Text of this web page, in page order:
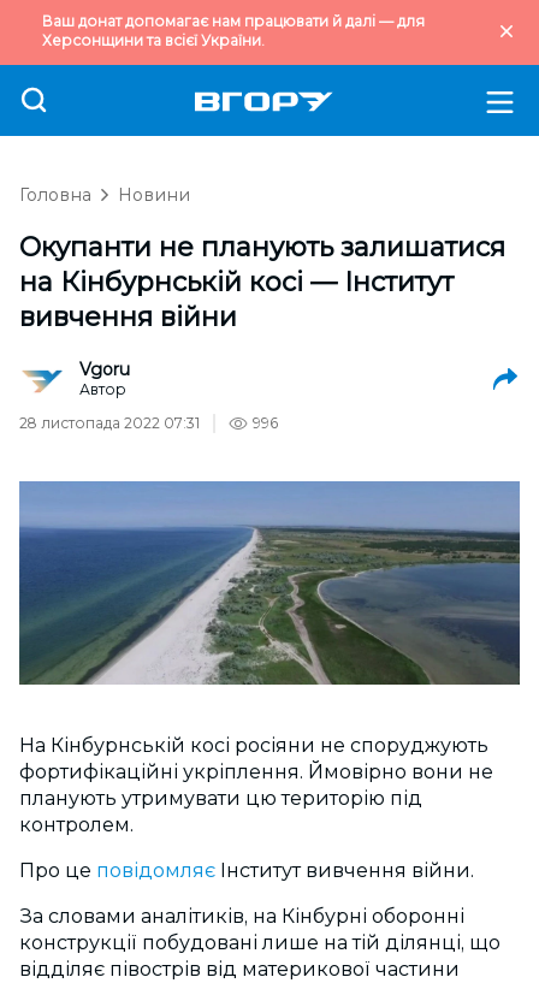
Ваш донат допомагає нам працювати й далі — для
Херсонщини та всієї України.
Головна Новини
Окупанти не планують залишатися
на Кінбурнській косі — Інститут
вивчення війни
Vgoru
Автор
28 листопада 2022 07:31
996
На Кінбурнській косі росіяни не споруджують
фортифікаційні укріплення. Ймовірно вони не
планують утримувати цю територію під
контролем.
Про це повідомляє Інститут вивчення війни.
За словами аналітиків, на Кінбурні оборонні
конструкції побудовані лише на тій ділянці, що
відділяє півострів від материкової частини